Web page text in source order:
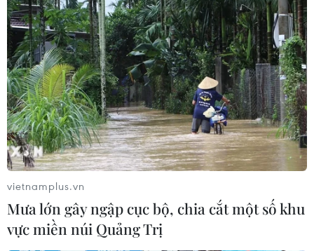
TIN CÙNG CHUYÊN MỤC
vietnamplus.vn
Mưa lớn gây ngập cục bộ, chia cắt một số khu
vực miền núi Quảng Trị